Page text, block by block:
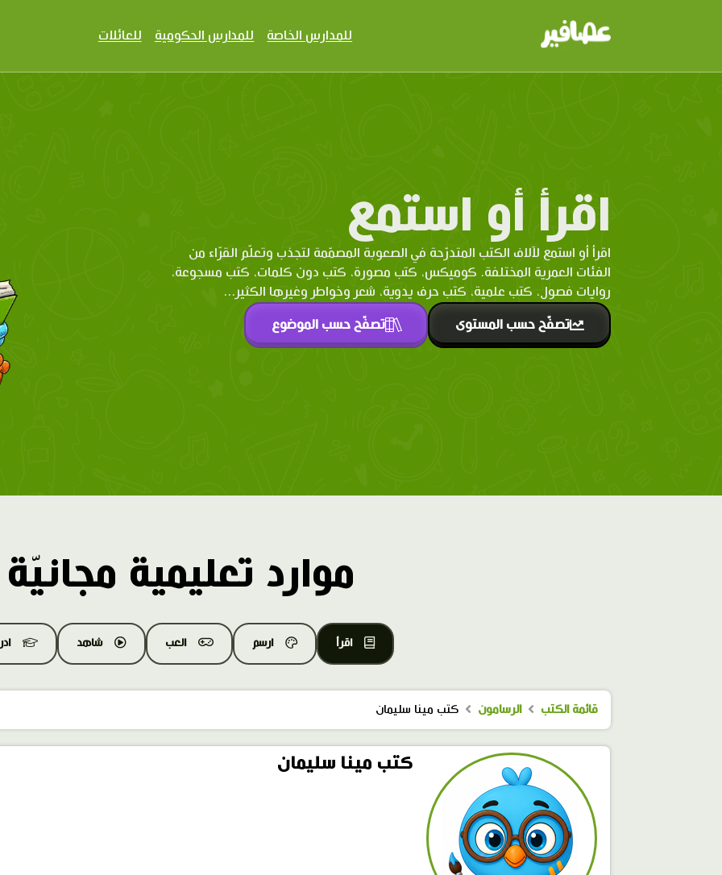
للمدارس الخاصة للمدارس الحكومية للعائلات
اقرأ أو استمع
اقرأ أو استمع لآلاف الكتب المتدرّحة في الصعوبة المصمّمة لتجذب وتعلّم القرّاء من
الفئات العمرية المختلفة. كوميكس، كتب مصورة، كتب دون كلمات، كتب مسجوعة،
روايات فصول، كتب علمية، كتب حرف يدوية، شعر وخواطر وغيرها الكثير...
تصفّح حسب المستوى تصفّح حسب الموضوع
موارد تعليمية مجانيّة
اقرأ ارسم العب شاهد
قائمة الكتب الرسامون كتب مينا سليمان
كتب مينا سليمان